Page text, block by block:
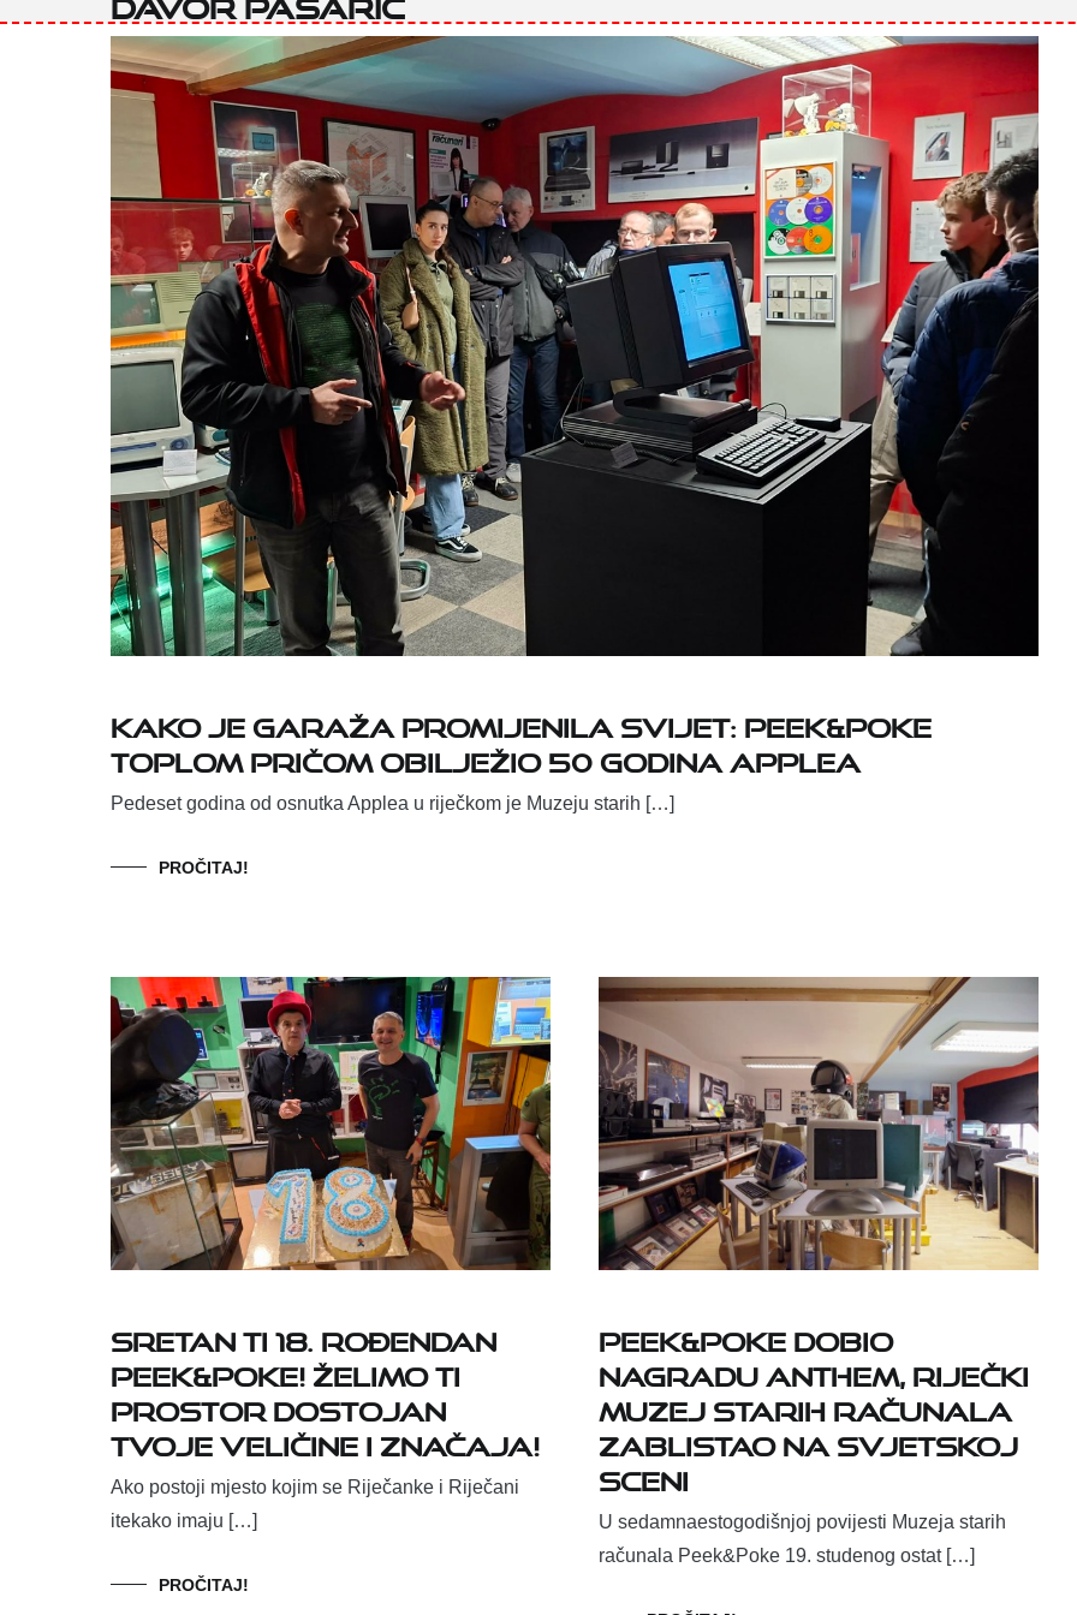
Kako je garaža promijenila svijet: Peek&Poke
toplom pričom obilježio 50 godina Applea
Pedeset godina od osnutka Applea u riječkom je Muzeju starih […]
PROČITAJ!
Sretan ti 18. rođendan
Peek&Poke! Želimo ti
prostor dostojan
tvoje veličine i značaja!
Ako postoji mjesto kojim se Riječanke i Riječani
itekako imaju […]
PROČITAJ!
PEEK&POKE DOBIO
NAGRADU ANTHEM, RIJEČKI
MUZEJ STARIH RAČUNALA
ZABLISTAO NA SVJETSKOJ
SCENI
U sedamnaestogodišnjoj povijesti Muzeja starih
računala Peek&Poke 19. studenog ostat […]